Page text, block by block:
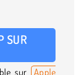
SUR
sur
Apple